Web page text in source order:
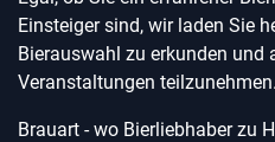
Einsteiger sind, wir laden Sie
Bierauswahl zu erkunden und
Veranstaltungen teilzunehmen.
Brauart - wo Bierliebhaber zu